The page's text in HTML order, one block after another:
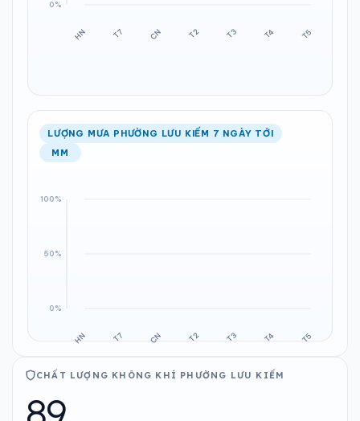
LƯỢNG MƯA PHƯỜNG LƯU KIẾM 7 NGÀY TỚI
MM
CHẤT LƯỢNG KHÔNG KHÍ PHƯỜNG LƯU KIẾM